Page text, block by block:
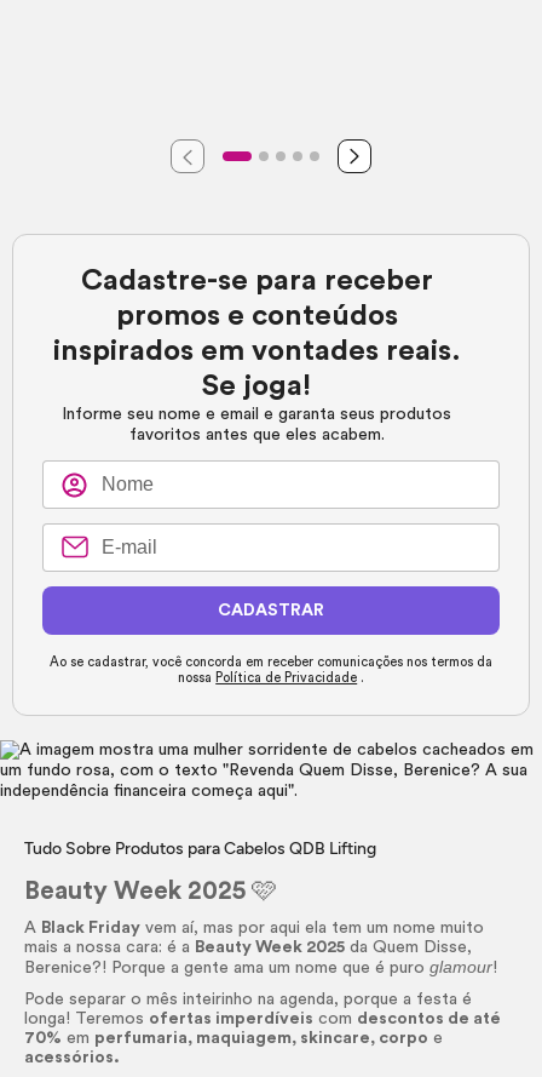
Cadastre-se para receber
promos e conteúdos
inspirados em vontades reais.
Se joga!
Informe seu nome e email e garanta seus produtos
favoritos antes que eles acabem.
CADASTRAR
Ao se cadastrar, você concorda em receber comunicações nos termos da
nossa Política de Privacidade .
Tudo Sobre Produtos para Cabelos QDB Lifting
Beauty Week 2025🩷
A Black Friday vem aí, mas por aqui ela tem um nome muito
mais a nossa cara: é a Beauty Week 2025 da Quem Disse,
Berenice?! Porque a gente ama um nome que é puroglamour!
Pode separar o mês inteirinho na agenda, porque a festa é
longa! Teremos ofertas imperdíveis com descontos de até
70% em perfumaria, maquiagem, skincare, corpo e
acessórios.